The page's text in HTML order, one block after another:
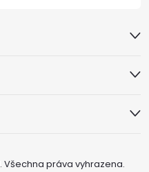
. Všechna práva vyhrazena.